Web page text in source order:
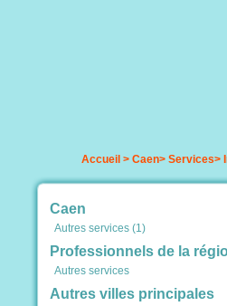
Accueil > Caen> Services>
Caen
Autres services (1)
Professionnels de la
Autres services
Autres villes principales